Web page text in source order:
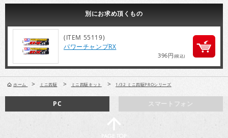
別にお求め頂くもの
(ITEM 55119)
パワーチャンプRX
396円(税込)
ホーム > ミニ四駆 > ミニ四駆キット > 1/32 ミニ四駆PROシリーズ
スマートフォン
PC